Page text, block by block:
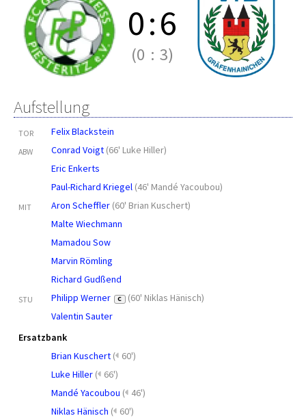
0:6
(0 : 3)
Aufstellung
TOR Felix Blackstein
ABW Conrad Voigt (66' Luke Hiller)
Eric Enkerts
Paul-Richard Kriegel (46' Mandé Yacoubou)
MIT Aron Scheffler (60' Brian Kuschert)
Malte Wiechmann
Mamadou Sow
Marvin Römling
Richard Gudßend
STU Philipp Werner C (60' Niklas Hänisch)
Valentin Sauter
Ersatzbank
Brian Kuschert ( 60')
Luke Hiller ( 66')
Mandé Yacoubou ( 46')
Niklas Hänisch ( 60')